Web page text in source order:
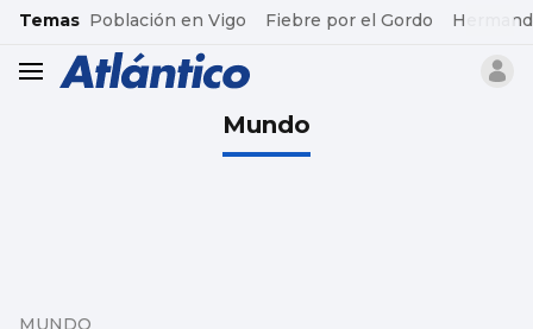
common.go-to-content
Temas Población en Vigo Fiebre por el Gordo
header.menu.open
Mundo
MUNDO